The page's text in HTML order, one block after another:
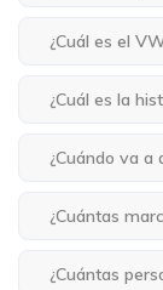
¿Cuál es el
¿Cuál es la
¿Cuándo va a
¿Cuántas
¿Cuántas